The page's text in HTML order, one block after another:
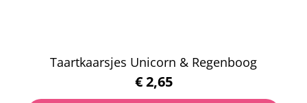
Taartkaarsjes Unicorn & Regenboog
€2,65